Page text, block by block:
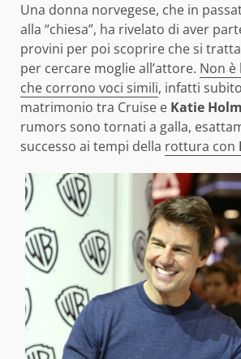
Una donna norvegese, che in
alla “chiesa”, ha rivelato di aver
provini per poi scoprire che si
per cercare moglie all’attore. Non è
che corrono voci simili, infatti
matrimonio tra Cruise e Katie
rumors sono tornati a galla,
successo ai tempi della rottura con